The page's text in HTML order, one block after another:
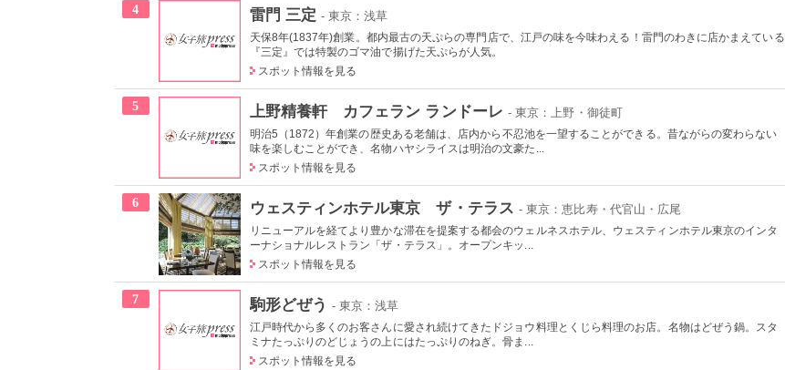
4 雷門 三定 - 東京：浅草
天保8年(1837年)創業。都内最古の天ぷらの専門店で、江戸の味を今味わえる！雷門のわきに店かまえている
『三定』では特製のゴマ油で揚げた天ぷらが人気。
スポット情報を見る
5 上野精養軒 カフェラン ランドーレ - 東京：上野・御徒町
明治5（1872）年創業の歴史ある老舗は、店内から不忍池を一望することができる。昔ながらの変わらない
味を楽しむことができ、名物ハヤシライスは明治の文豪た...
スポット情報を見る
6 ウェスティンホテル東京 ザ・テラス - 東京：恵比寿・代官山・広尾
リニューアルを経てより豊かな滞在を提案する都会のウェルネスホテル、ウェスティンホテル東京のインタ
ーナショナルレストラン「ザ・テラス」。オープンキッ...
スポット情報を見る
7 駒形どぜう - 東京：浅草
江戸時代から多くのお客さんに愛され続けてきたドジョウ料理とくじら料理のお店。名物はどぜう鍋。スタ
ミナたっぷりのどじょうの上にはたっぷりのねぎ。骨ま...
スポット情報を見る